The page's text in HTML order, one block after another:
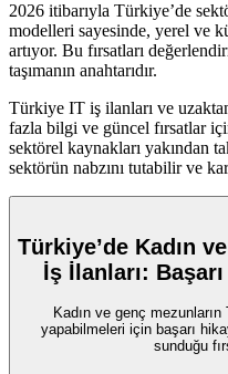
2026 itibarıyla Türkiye’de
modelleri sayesinde, yerel ve
artıyor. Bu fırsatları
taşımanın anahtarıdır.
Türkiye IT iş ilanları ve
fazla bilgi ve güncel fırsatlar
sektörel kaynakları yakından
sektörün nabzını tutabilir ve
Türkiye’de Kadın
İş İlanları:
Kadın ve genç
yapabilmeleri için başarı
sunduğu